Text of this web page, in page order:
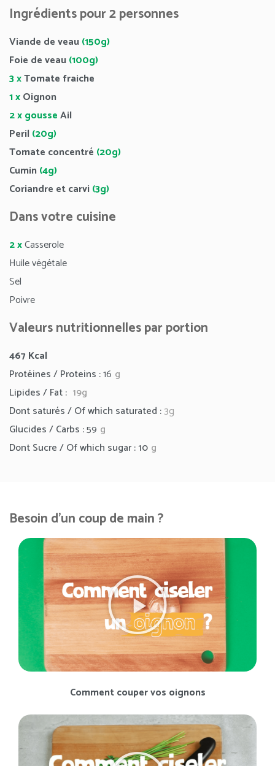
Ingrédients pour 2 personnes
Viande de veau(150g)
Foie de veau(100g)
3 xTomate fraiche
1 xOignon
2 x gousseAil
Peril(20g)
Tomate concentré (20g)
Cumin(4g)
Coriandre et carvi(3g)
Dans votre cuisine
2 xCasserole
Huile végétale
Sel
Poivre
Valeurs nutritionnelles par portion
467 Kcal
Protéines / Proteins :16 g
Lipides / Fat : 19g
Dont saturés / Of which saturated :3g
Glucides / Carbs :59 g
Dont Sucre / Of which sugar : 10 g
Besoin d'un coup de main ?
Comment couper vos oignons